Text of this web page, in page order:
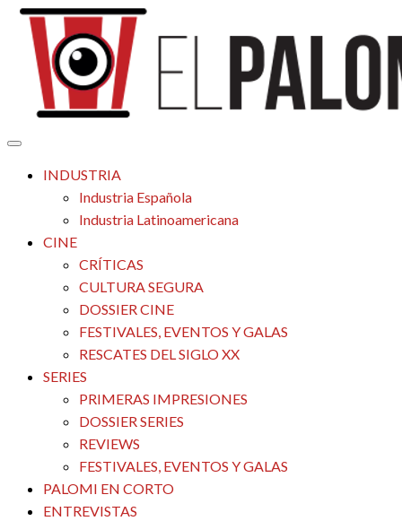
Saltar
contenido
El Palomitrón
Tu espacio de la industria de cine española y latinoamericana
INDUSTRIA
Industria Española
Industria Latinoamericana
CINE
CRÍTICAS
CULTURA SEGURA
DOSSIER CINE
FESTIVALES, EVENTOS Y GALAS
RESCATES DEL SIGLO XX
SERIES
PRIMERAS IMPRESIONES
DOSSIER SERIES
REVIEWS
FESTIVALES, EVENTOS Y GALAS
PALOMI EN CORTO
ENTREVISTAS